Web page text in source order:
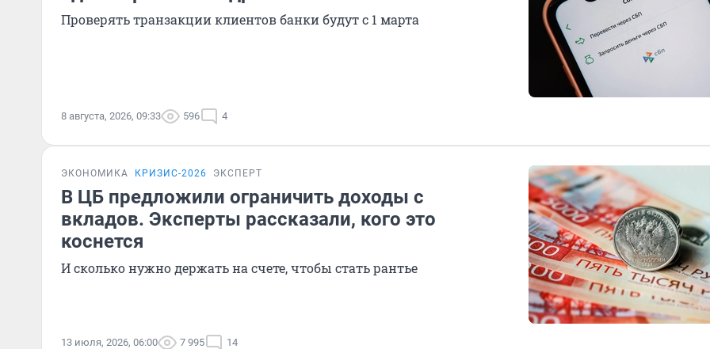
Проверять транзакции клиентов банки будут с 1 марта
8 августа, 2026, 09:33 596 4
ЭКОНОМИКА КРИЗИС-2026 ЭКСПЕРТ
В ЦБ предложили ограничить доходы с
вкладов. Эксперты рассказали, кого это
коснется
И сколько нужно держать на счете, чтобы стать рантье
13 июля, 2026, 06:00 7 995 14